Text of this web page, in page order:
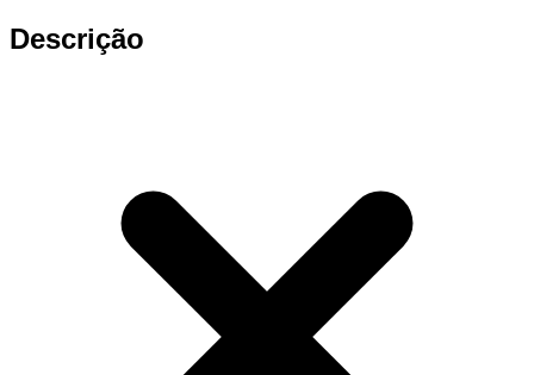
Descrição